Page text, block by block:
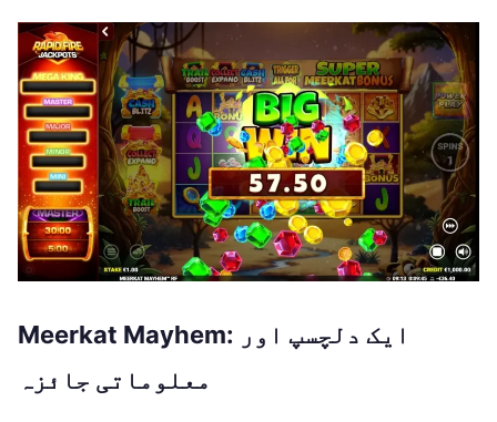
Meerkat Mayhem: ایک دلچسپ اور
معلوماتی جائزہ